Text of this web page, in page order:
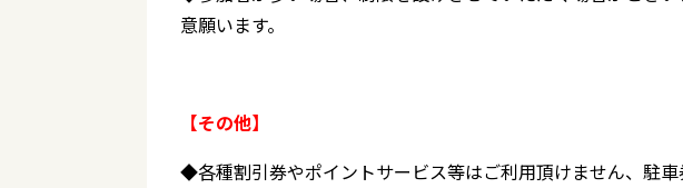
意願います。
【その他】
◆各種割引券やポイントサービス等はご利用頂けません、駐